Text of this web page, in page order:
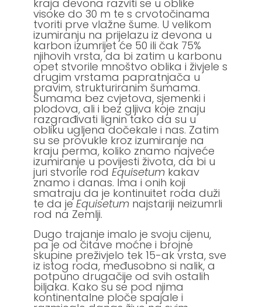
kraja devona razviti se u oblike
visoke do 30 m te s crvotočinama
tvoriti prve vlažne šume. U velikom
izumiranju na prijelazu iz devona u
karbon izumrijet će 50 ili čak 75%
njihovih vrsta, da bi zatim u karbonu
opet stvorile mnoštvo oblika i živjele s
drugim vrstama papratnjača u
pravim, strukturiranim šumama.
Šumama bez cvjetova, sjemenki i
plodova, ali i bez gljiva koje znaju
razgrađivati lignin tako da su u
obliku ugljena dočekale i nas. Zatim
su se provukle kroz izumiranje na
kraju perma, koliko znamo najveće
izumiranje u povijesti života, da bi u
juri stvorile rodEquisetum kakav
znamo i danas. Ima i onih koji
smatraju da je kontinuitet roda duži
te da jeEquisetum najstariji neizumrli
rod na Zemlji.
Dugo trajanje imalo je svoju cijenu,
pa je od čitave moćne i brojne
skupine preživjelo tek 15-ak vrsta, sve
iz istog roda, međusobno si nalik, a
potpuno drugačije od svih ostalih
biljaka. Kako su se pod njima
kontinentalne ploče spajale i